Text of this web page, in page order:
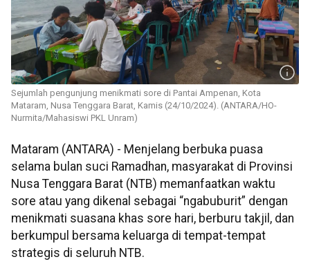
Sejumlah pengunjung menikmati sore di Pantai Ampenan, Kota
Mataram, Nusa Tenggara Barat, Kamis (24/10/2024). (ANTARA/HO-
Nurmita/Mahasiswi PKL Unram)
Mataram (ANTARA) - Menjelang berbuka puasa
selama bulan suci Ramadhan, masyarakat di Provinsi
Nusa Tenggara Barat (NTB) memanfaatkan waktu
sore atau yang dikenal sebagai “ngabuburit” dengan
menikmati suasana khas sore hari, berburu takjil, dan
berkumpul bersama keluarga di tempat-tempat
strategis di seluruh NTB.